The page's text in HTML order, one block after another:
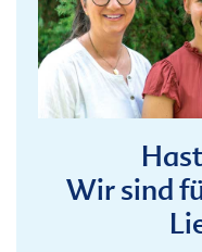
Wir sind